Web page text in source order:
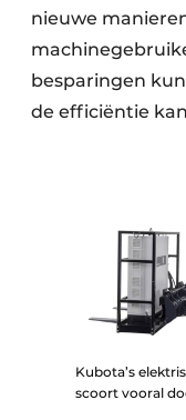
nieuwe
besparingen
de efficiëntie
Kubota’s
scoort vooral